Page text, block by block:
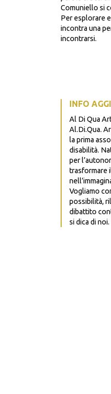
Comuniello si
Per esplorare
incontra una
incontrarsi.
INFO
Al Di Qua
Al.Di.Qua.
la prima
disabilità.
per
trasformare
Vogliamo
possibilità,
dibattito
si dica di noi.